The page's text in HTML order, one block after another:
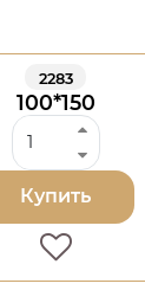
2283
100*150
Купить